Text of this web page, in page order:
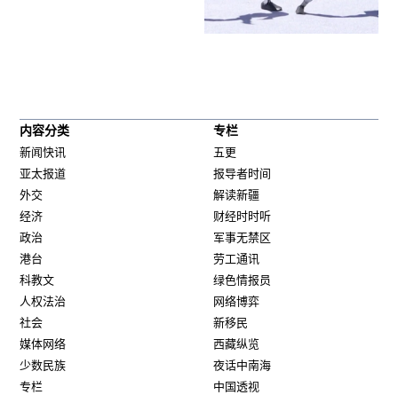
内容分类
新闻快讯
亚太报道
外交
经济
政治
港台
科教文
人权法治
社会
媒体网络
少数民族
专栏
专栏
五更
报导者时间
解读新疆
财经时时听
军事无禁区
劳工通讯
绿色情报员
网络博弈
新移民
西藏纵览
夜话中南海
中国透视